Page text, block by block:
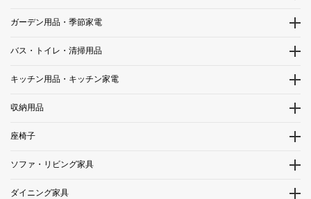
ガーデン用品・季節家電
バス・トイレ・清掃用品
キッチン用品・キッチン家電
収納用品
座椅子
ソファ・リビング家具
ダイニング家具